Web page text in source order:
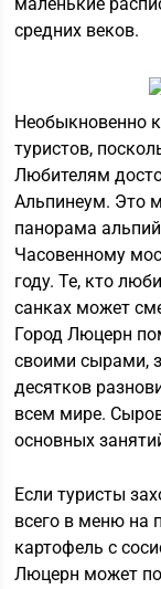
средних веков.
Необыкновенно
туристов,
Любителям
Альпинеум. Это
панорама
Часовенному
году. Те, кто
санках может
Город Люцерн
своими сырами,
десятков
всем мире.
основных
Если туристы
всего в меню на
картофель с
Люцерн может